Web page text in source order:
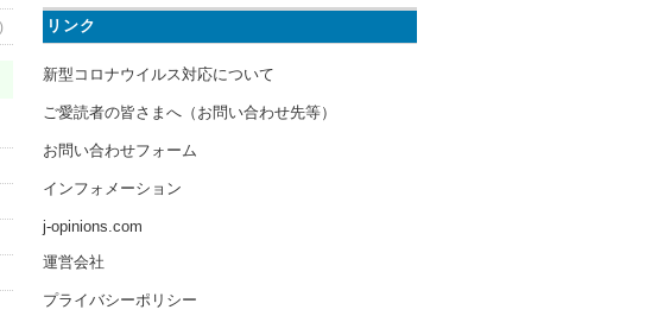
リンク
新型コロナウイルス対応について
ご愛読者の皆さまへ（お問い合わせ先等）
お問い合わせフォーム
インフォメーション
j-opinions.com
運営会社
プライバシーポリシー